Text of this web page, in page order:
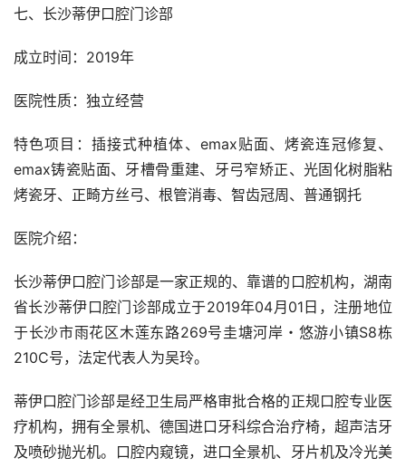
七、长沙蒂伊口腔门诊部
成立时间：2019年
医院性质：独立经营
特色项目：插接式种植体、emax贴面、烤瓷连冠修复、
emax铸瓷贴面、牙槽骨重建、牙弓窄矫正、光固化树脂粘
烤瓷牙、正畸方丝弓、根管消毒、智齿冠周、普通钢托
医院介绍：
长沙蒂伊口腔门诊部是一家正规的、靠谱的口腔机构，湖南
省长沙蒂伊口腔门诊部成立于2019年04月01日，注册地位
于长沙市雨花区木莲东路269号圭塘河岸・悠游小镇S8栋
210C号，法定代表人为吴玲。
蒂伊口腔门诊部是经卫生局严格审批合格的正规口腔专业医
疗机构，拥有全景机、德国进口牙科综合治疗椅，超声洁牙
及喷砂抛光机。口腔内窥镜，进口全景机、牙片机及冷光美